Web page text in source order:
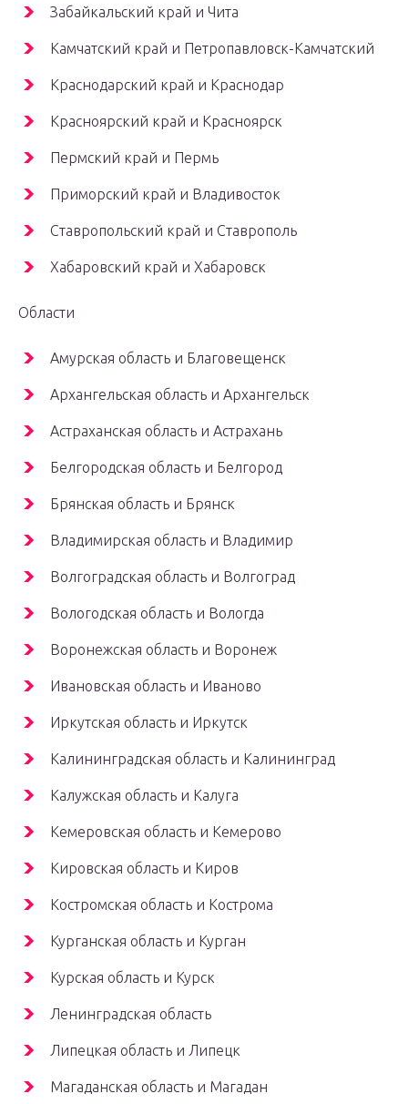
Забайкальский край и Чита
Камчатский край и Петропавловск-Камчатский
Краснодарский край и Краснодар
Красноярский край и Красноярск
Пермский край и Пермь
Приморский край и Владивосток
Ставропольский край и Ставрополь
Хабаровский край и Хабаровск
Области
Амурская область и Благовещенск
Архангельская область и Архангельск
Астраханская область и Астрахань
Белгородская область и Белгород
Брянская область и Брянск
Владимирская область и Владимир
Волгоградская область и Волгоград
Вологодская область и Вологда
Воронежская область и Воронеж
Ивановская область и Иваново
Иркутская область и Иркутск
Калининградская область и Калининград
Калужская область и Калуга
Кемеровская область и Кемерово
Кировская область и Киров
Костромская область и Кострома
Курганская область и Курган
Курская область и Курск
Ленинградская область
Липецкая область и Липецк
Магаданская область и Магадан